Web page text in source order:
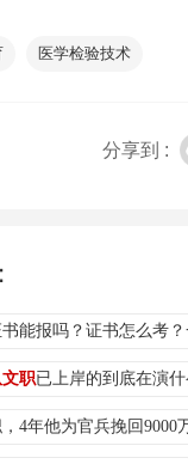
医学检验技术
分享到 :
能报吗？证书怎么考？
职已上岸的到底在演什
4年他为官兵挽回9000